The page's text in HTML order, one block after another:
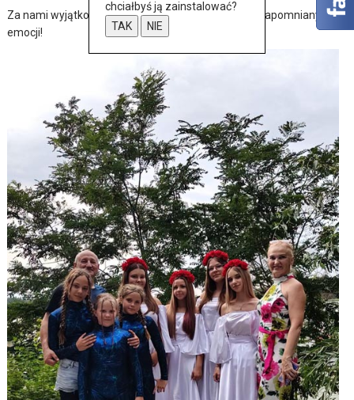
Za nami wyjątkowy dzień pełen muzyki, tańca i niezapomnianych
emocji!
chciałbyś ją zainstalować?
TAK
NIE